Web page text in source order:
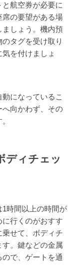
航空券が必要に
の要望がある場
しょう。機内預
タグを受け取り
を付けましょ
になっているこ
へ向かわず、その
ディチェッ
時間以上の時間が
行くのがおすす
せて、ボディチ
。鍵などの金属
で、ゲートを通